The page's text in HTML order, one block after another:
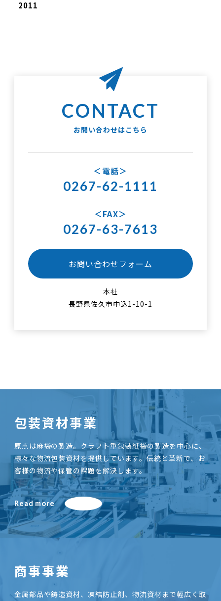
2011
お問い合わせはこちら
電話
0267-62-1111
FAX
0267-63-7613
お問い合わせフォーム
本社
長野県佐久市中込1-10-1
包装資材事業
原点は麻袋の製造。クラフト重包装紙袋の製造を中心に、
様々な物流包装資材を提供しています。伝統と革新で、お
客様の物流や保管の課題を解決します。
Read more
商事事業
金属部品や鋳造資材、凍結防止剤、物流資材まで幅広く取